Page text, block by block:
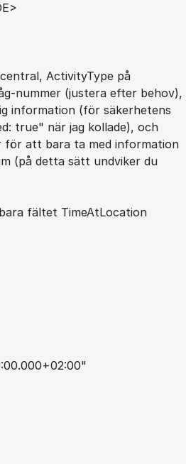
ActivityType på
nummer (justera efter behov),
information (för säkerhetens
true" när jag kollade), och
för att bara ta med information
(på detta sätt undviker du
fältet TimeAtLocation